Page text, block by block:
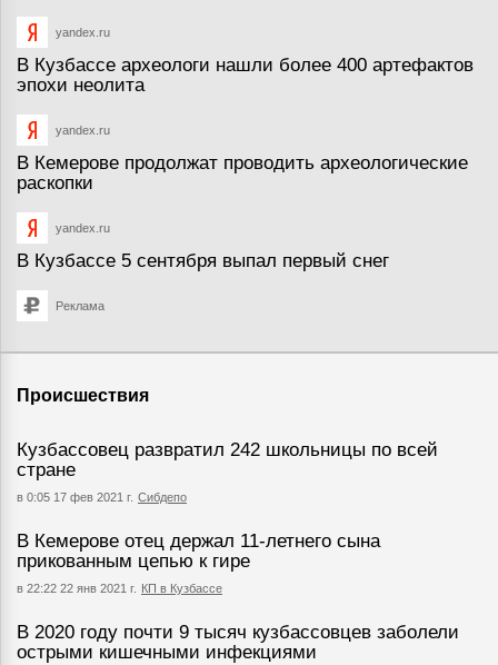
yandex.ru
В Кузбассе археологи нашли более 400 артефактов
эпохи неолита
yandex.ru
В Кемерове продолжат проводить археологические
раскопки
yandex.ru
В Кузбассе 5 сентября выпал первый снег
Реклама
Происшествия
Кузбассовец развратил 242 школьницы по всей
стране
в 0:05 17 фев 2021 г. Сибдепо
В Кемерове отец держал 11-летнего сына
прикованным цепью к гире
в 22:22 22 янв 2021 г. КП в Кузбассе
В 2020 году почти 9 тысяч кузбассовцев заболели
острыми кишечными инфекциями